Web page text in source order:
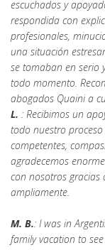
escuchados y
respondida con
profesionales,
una situación
se tomaban en serio
todo momento.
abogados Quaini a
L. : Recibimos un
todo nuestro
competentes,
agradecemos
con nosotros gracias
ampliamente.
M. B.: I was in
family vacation to